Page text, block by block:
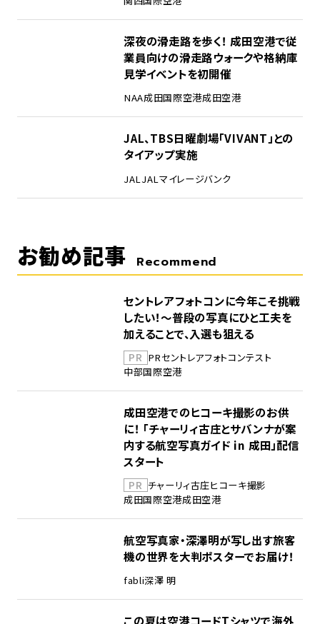
深夜の滑走路を歩く！ 成田空港で従
業員向けの滑走路ウォークや格納庫
見学イベントを初開催
NAA成田国際空港成田空港
JAL、TBS日曜劇場「VIVANT」との
タイアップ実施
JAL JALマイレージバンク
お勧め記事 Recommend
セントレアフォトコンに今年こそ挑戦
したい！～普段の写真にひと工夫を
加えることで、入選も狙える
PR PRセントレアフォトコンテスト
中部国際空港
成田空港でのヒコーキ撮影のお供
に！ 「チャーリィ古庄とサバンナが案
内する航空写真ガイド in 成田」配信
スタート
PR チャーリィ古庄ヒコーキ撮影
成田国際空港成田空港
航空写真家・深澤明が写し出す旅客
機の世界を大判ポスターでお届け！
fabli深澤 明
この夏は空港コードTシャツで海外